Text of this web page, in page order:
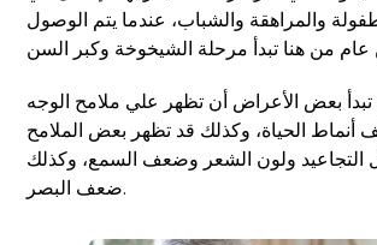
والمراهقة والشباب، عندما يتم الوصول
بعض الأعراض أن تظهر علي ملامح الوجه
الحياة، وكذلك قد تظهر بعض الملامح
التجاعيد ولون الشعر وضعف السمع، وكذلك
ضعف البصر.